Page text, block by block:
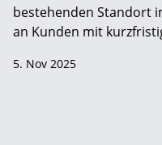
bestehenden Standort
an Kunden mit
5. Nov 2025